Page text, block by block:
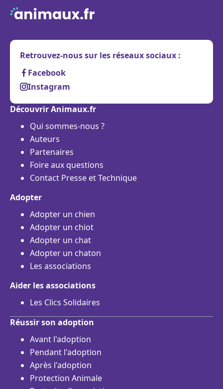
Retrouvez-nous sur les réseaux sociaux :
Facebook
Instagram
Découvrir Animaux.fr
Qui sommes-nous ?
Auteurs
Partenaires
Foire aux questions
Contact Presse et Technique
Adopter
Adopter un chien
Adopter un chiot
Adopter un chat
Adopter un chaton
Les associations
Aider les associations
Les Clics Solidaires
Réussir son adoption
Avant l'adoption
Pendant l'adoption
Après l'adoption
Protection Animale